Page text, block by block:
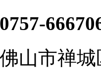
0757-
山市禅